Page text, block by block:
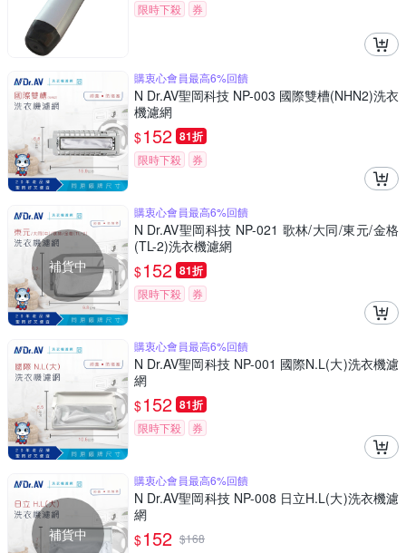
限時下殺 券
購衷心會員最高6%回饋
N Dr.AV聖岡科技 NP-003 國際雙槽(NHN2)洗衣
機濾網
$152 81折
限時下殺 券
補貨中
購衷心會員最高6%回饋
N Dr.AV聖岡科技 NP-021 歌林/大同/東元/金格
(TL-2)洗衣機濾網
$152 81折
限時下殺 券
購衷心會員最高6%回饋
N Dr.AV聖岡科技 NP-001 國際N.L(大)洗衣機濾
網
$152 81折
限時下殺 券
補貨中
購衷心會員最高6%回饋
N Dr.AV聖岡科技 NP-008 日立H.L(大)洗衣機濾
網
$152 $168